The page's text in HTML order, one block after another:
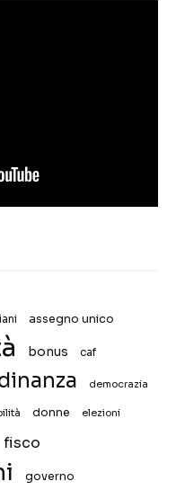
assegno unico
bonus caf
democrazia
donne elezioni
fisco
governo